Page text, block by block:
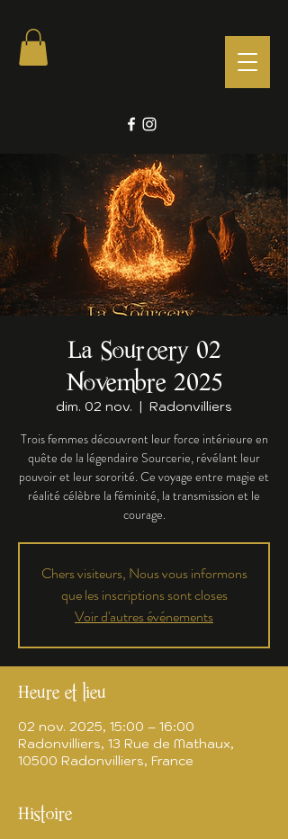
La Sourcery 02
Novembre 2025
dim. 02 nov.
  |
Radonvilliers
Trois femmes découvrent leur force intérieure en
quête de la légendaire Sourcerie, révélant leur
pouvoir et leur sororité. Ce voyage entre magie et
réalité célèbre la féminité, la transmission et le
courage.
Chers visiteurs, Nous vous informons
que les inscriptions sont closes
Voir d'autres événements
Heure et lieu
02 nov. 2025, 15:00 – 16:00
Radonvilliers, 13 Rue de Mathaux,
10500 Radonvilliers, France
Histoire